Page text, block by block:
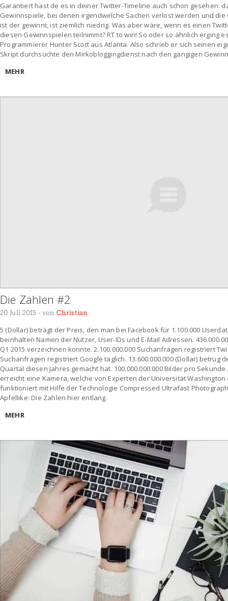
Garantiert hast de es in deiner Twitter-Timeline auch schon gesehen:
Gewinnspiele, bei denen irgendwelche Sachen verlost werden und
ist der gewinnt, ist ziemlich niedrig. Was aber wäre, wenn es einen
diesen Gewinnspielen teilnimmt? RT to win! So oder so ähnlich erging
Programmierer Hunter Scott aus Atlanta. Also schrieb er sich seinen
Skript durchsuchte den Mirkobloggingdienst nach den gängigen
MEHR
Die Zahlen #2
20 Juli 2015 - von Christian
5 (Dollar) beträgt der Preis, den man bei Facebook für 1.100.000
beinhalten Namen der Nutzer, User-IDs und E-Mail Adressen.
Q1 2015 verzeichnen konnte. 2.100.000.000 Suchanfragen registriert
Suchanfragen registriert Google täglich. 13.600.000.000 (Dollar) betrug
Quartal diesen Jahres gemacht hat. 100.000.000.000 Bilder pro
erreicht eine Kamera, welche von Experten der Universität
funktioniert mit Hilfe der Technologie Compressed Ultrafast
Apfellike: Die Zahlen hier entlang.
MEHR